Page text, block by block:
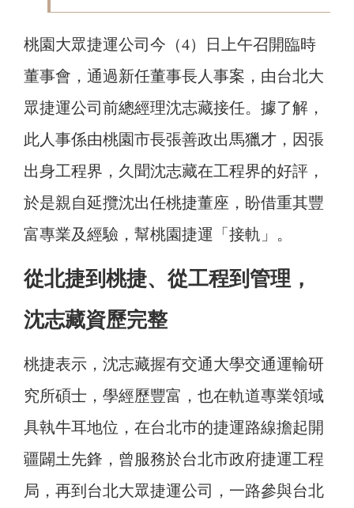
桃園大眾捷運公司今（4）日上午召開臨時
董事會，通過新任董事長人事案，由台北大
眾捷運公司前總經理沈志藏接任。據了解，
此人事係由桃園市長張善政出馬獵才，因張
出身工程界，久聞沈志藏在工程界的好評，
於是親自延攬沈出任桃捷董座，盼借重其豐
富專業及經驗，幫桃園捷運「接軌」。
從北捷到桃捷、從工程到管理，
沈志藏資歷完整
桃捷表示，沈志藏握有交通大學交通運輸研
究所碩士，學經歷豐富，也在軌道專業領域
具執牛耳地位，在台北巿的捷運路線擔起開
疆闢土先鋒，曾服務於台北市政府捷運工程
局，再到台北大眾捷運公司，一路參與台北